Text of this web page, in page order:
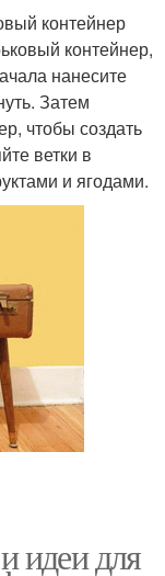
контейнер
контейнер,
нанесите
Затем
чтобы создать
ветки в
и ягодами.
идеи для